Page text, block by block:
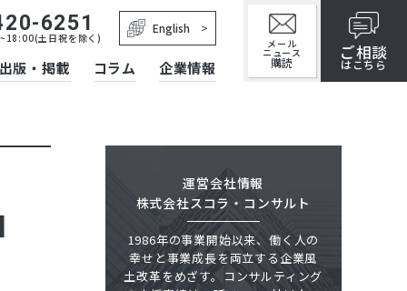
6251
土日祝を除く)
English
版・掲載 コラム 企業情報
メール
ニュース
購読 ご相談
はこちら
運営会社情報
株式会社スコラ・コンサルト
1986年の事業開始以来、働く人の
幸せと事業成長を両立する企業風
土改革をめざす。コンサルティング